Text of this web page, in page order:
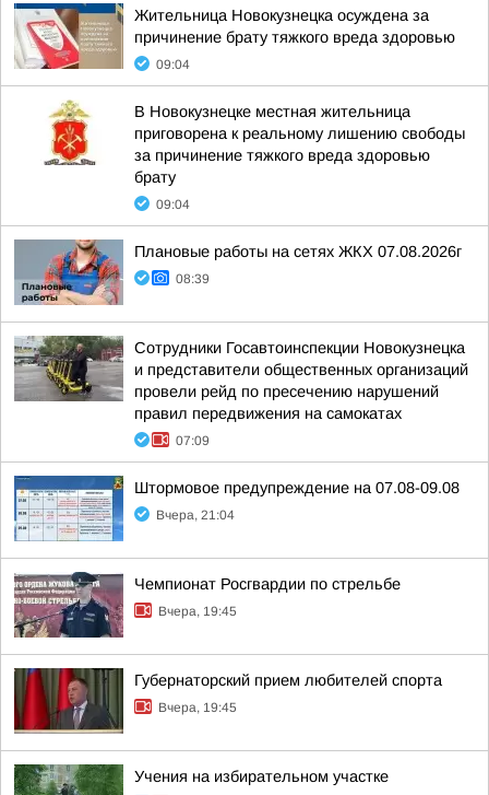
Жительница Новокузнецка осуждена за
причинение брату тяжкого вреда здоровью
09:04
В Новокузнецке местная жительница
приговорена к реальному лишению свободы
за причинение тяжкого вреда здоровью
брату
09:04
Плановые работы на сетях ЖКХ 07.08.2026г
08:39
Сотрудники Госавтоинспекции Новокузнецка
и представители общественных организаций
провели рейд по пресечению нарушений
правил передвижения на самокатах
07:09
Штормовое предупреждение на 07.08-09.08
Вчера, 21:04
Чемпионат Росгвардии по стрельбе
Вчера, 19:45
Губернаторский прием любителей спорта
Вчера, 19:45
Учения на избирательном участке